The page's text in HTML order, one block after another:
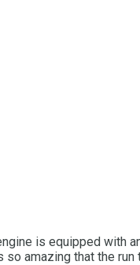
is equipped with
amazing that the run